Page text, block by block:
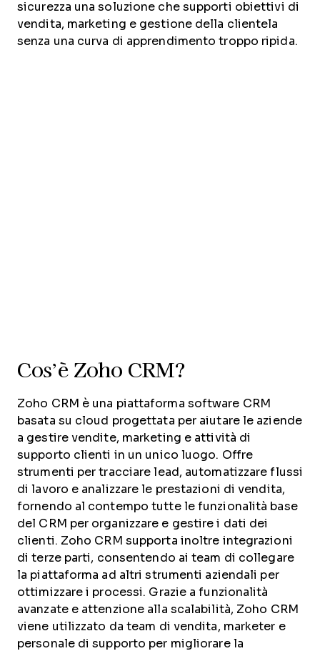
sicurezza una soluzione che supporti obiettivi di
vendita, marketing e gestione della clientela
senza una curva di apprendimento troppo ripida.
Cos’è Zoho CRM?
Zoho CRM è una piattaforma software CRM
basata su cloud progettata per aiutare le aziende
a gestire vendite, marketing e attività di
supporto clienti in un unico luogo. Offre
strumenti per tracciare lead, automatizzare flussi
di lavoro e analizzare le prestazioni di vendita,
fornendo al contempo tutte le funzionalità base
del CRM per organizzare e gestire i dati dei
clienti. Zoho CRM supporta inoltre integrazioni
di terze parti, consentendo ai team di collegare
la piattaforma ad altri strumenti aziendali per
ottimizzare i processi. Grazie a funzionalità
avanzate e attenzione alla scalabilità, Zoho CRM
viene utilizzato da team di vendita, marketer e
personale di supporto per migliorare la